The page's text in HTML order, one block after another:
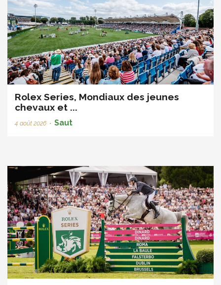
Rolex Series, Mondiaux des jeunes
chevaux et ...
4 août 2026 • Saut